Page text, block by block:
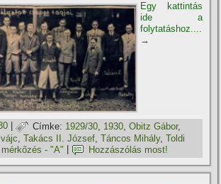
Egy kattintás
ide a
folytatáshoz....
→
| Címke: 1929/30 1930 ,Obitz Gábor,
,Takács II. József,Táncos Mihály,Toldi
- "A" Hozzászólás most!